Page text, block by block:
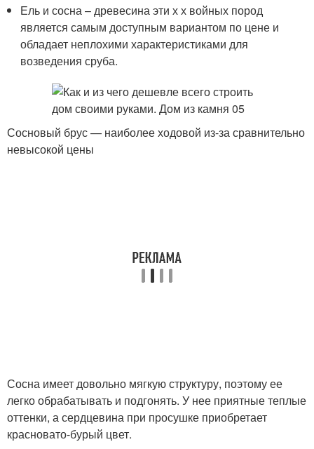
Ель и сосна – древесина эти х х войных пород
является самым доступным вариантом по цене и
обладает неплохими характеристиками для
возведения сруба.
Сосновый брус — наиболее ходовой из-за сравнительно
невысокой цены
Сосна имеет довольно мягкую структуру, поэтому ее
легко обрабатывать и подгонять. У нее приятные теплые
оттенки, а сердцевина при просушке приобретает
красновато-бурый цвет.